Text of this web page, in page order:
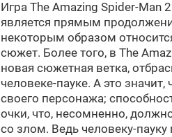
Игра The Amazing Spider-Man
является прямым
некоторым образом
сюжет. Более того, в The
новая сюжетная ветка,
человеке-пауке. А это
своего персонажа;
очки, что, несомненно,
со злом. Ведь человеку-пауку